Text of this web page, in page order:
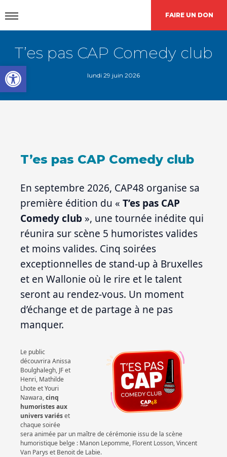
FAIRE UN DON
DÉCOUVRIR CAP48
L’agenda CAP48
Contact
Actualités
Viva for Life
T’es pas CAP Comedy club
lundi 29 juin 2026
T’es pas CAP Comedy club
En septembre 2026, CAP48 organise sa
première édition du « T’es pas CAP
Comedy club », une tournée inédite qui
réunira sur scène 5 humoristes valides
et moins valides. Cinq soirées
exceptionnelles de stand-up à Bruxelles
et en Wallonie où le rire et le talent
seront au rendez-vous. Un moment
d’échange et de partage à ne pas
manquer.
Le public
découvrira Anissa
Boulghalegh, JF et
Henri, Mathilde
Lhote et Youri
Nawara,cinq
humoristes aux
univers variéset
chaque soirée
sera animée par un maître de cérémonie issu de la scène
humoristique belge : Manon Lepomme, Florent Losson, Vincent
Van Parys et Benoit de Labie.
Open toolbar